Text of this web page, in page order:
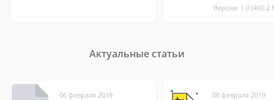
Версия: 1.0 (460.2
Актуальные статьи
06 февраля 2019 08 февраля 2019